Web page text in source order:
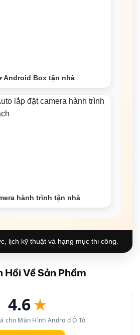
Android Box tận nhà
hành trình tận nhà
lịch kỹ thuật và hạng mục thi công.
Về Sản Phẩm
4.6★
cho Màn Hình Android Ô Tô